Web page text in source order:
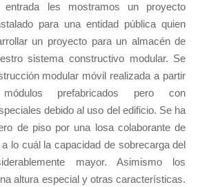
les mostramos un proyecto
para una entidad pública quien
un proyecto para un almacén de
sistema constructivo modular. Se
modular móvil realizada a partir
prefabricados pero con
debido al uso del edificio. Se ha
de piso por una losa colaborante de
lo cuál la capacidad de sobrecarga del
mayor. Asimismo los
altura especial y otras características.